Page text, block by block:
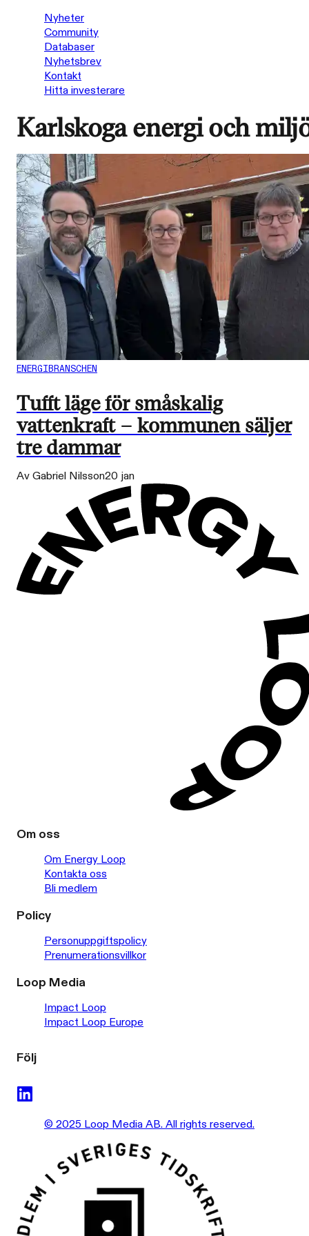
Nyheter
Community
Databaser
Nyhetsbrev
Kontakt
Hitta investerare
Karlskoga energi och
ENERGIBRANSCHEN
Tufft läge för småskalig
vattenkraft – kommunen säljer
tre dammar
Av Gabriel Nilsson20 jan
Om oss
Om Energy Loop
Kontakta oss
Bli medlem
Policy
Personuppgiftspolicy
Prenumerationsvillkor
Loop Media
Impact Loop
Impact Loop Europe
Följ
© 2025 Loop Media AB. All rights reserved.